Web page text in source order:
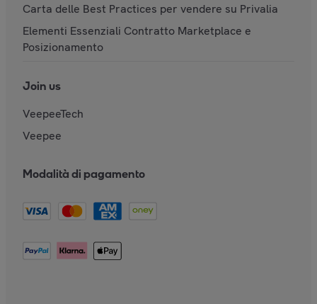
Carta delle Best Practices per vendere su Privalia
Elementi Essenziali Contratto Marketplace e
Posizionamento
Join us
VeepeeTech
Veepee
Modalità di pagamento